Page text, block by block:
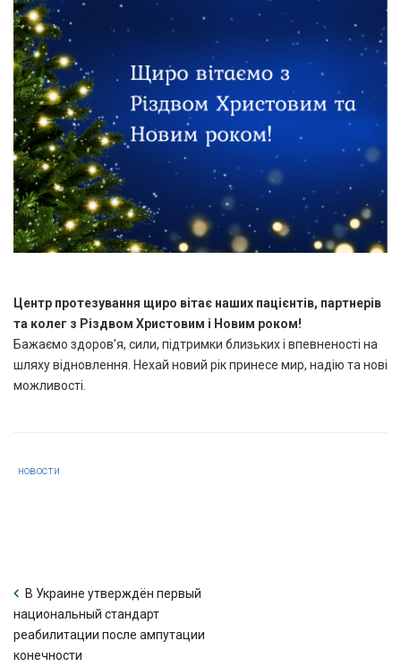
Центр протезування щиро вітає наших пацієнтів, партнерів
та колег з Різдвом Христовим і Новим роком!
Бажаємо здоров’я, сили, підтримки близьких і впевненості на
шляху відновлення. Нехай новий рік принесе мир, надію та нові
можливості.
Category
новости
В Украине утверждён первый
национальный стандарт
реабилитации после ампутации
конечности